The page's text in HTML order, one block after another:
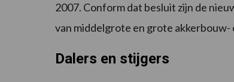
2007. Conform dat besluit zijn de
van middelgrote en grote
Dalers en stijgers